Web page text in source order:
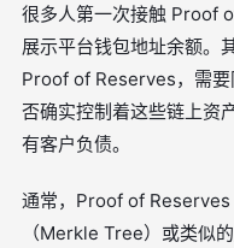
很多人第一次接触 Proof
展示平台钱包地址余额。
Proof of Reserves，需要
否确实控制着这些链上资
有客户负债。
通常，Proof of Reserves
（Merkle Tree）或类似